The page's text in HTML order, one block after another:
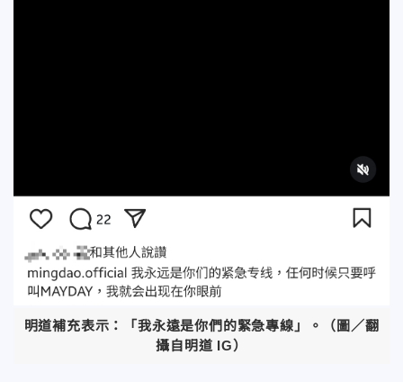
明道補充表示：「我永遠是你們的緊急專線」。（圖／翻
攝自明道 IG）